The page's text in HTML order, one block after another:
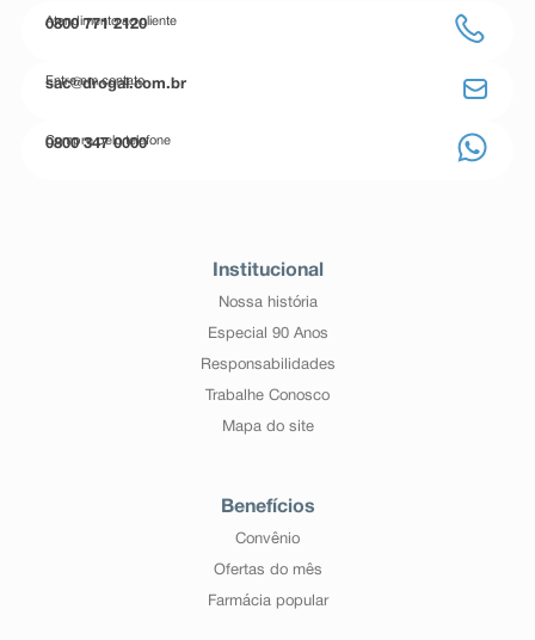
Atendimento ao cliente
0800 771 2120
Entre em contato
sac@drogal.com.br
Compre pelo telefone
0800 347 0000
Institucional
Nossa história
Especial 90 Anos
Responsabilidades
Trabalhe Conosco
Mapa do site
Benefícios
Convênio
Ofertas do mês
Farmácia popular